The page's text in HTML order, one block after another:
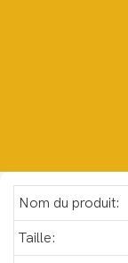
Nom du produit:
Taille: